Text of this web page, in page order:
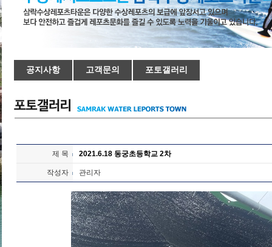
공지사항 고객문의 포토갤러리
제 목 2021.6.18 동궁초등학교 2차
작성자 관리자